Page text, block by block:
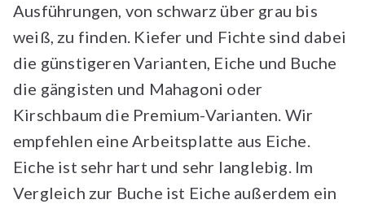
Ausführungen, von schwarz über grau bis
weiß, zu finden. Kiefer und Fichte sind dabei
die günstigeren Varianten, Eiche und Buche
die gängisten und Mahagoni oder
Kirschbaum die Premium-Varianten. Wir
empfehlen eine Arbeitsplatte aus Eiche.
Eiche ist sehr hart und sehr langlebig. Im
Vergleich zur Buche ist Eiche außerdem ein